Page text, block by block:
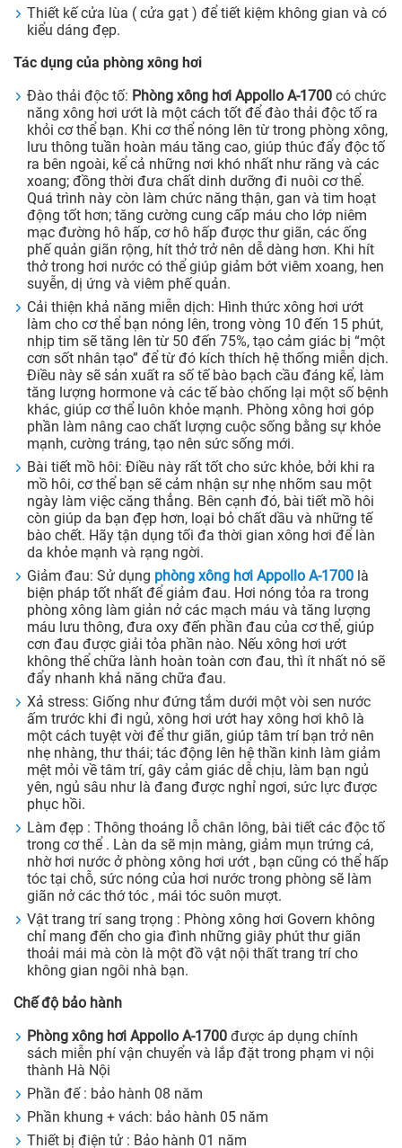
Thiết kế cửa lùa ( cửa gạt ) để tiết kiệm không gian và có
kiểu dáng đẹp.
Tác dụng của phòng xông hơi
Đào thải độc tố: Phòng xông hơi Appollo A-1700 có chức
năng xông hơi ướt là một cách tốt để đào thải độc tố ra
khỏi cơ thể bạn. Khi cơ thể nóng lên từ trong phòng xông,
lưu thông tuần hoàn máu tăng cao, giúp thúc đẩy độc tố
ra bên ngoài, kể cả những nơi khó nhất như răng và các
xoang; đồng thời đưa chất dinh dưỡng đi nuôi cơ thể.
Quá trình này còn làm chức năng thận, gan và tim hoạt
động tốt hơn; tăng cường cung cấp máu cho lớp niêm
mạc đường hô hấp, cơ hô hấp được thư giãn, các ống
phế quản giãn rộng, hít thở trở nên dễ dàng hơn. Khi hít
thở trong hơi nước có thể giúp giảm bớt viêm xoang, hen
suyễn, dị ứng và viêm phế quản.
Cải thiện khả năng miễn dịch: Hình thức xông hơi ướt
làm cho cơ thể bạn nóng lên, trong vòng 10 đến 15 phút,
nhịp tim sẽ tăng lên từ 50 đến 75%, tạo cảm giác bị “một
cơn sốt nhân tạo” để từ đó kích thích hệ thống miễn dịch.
Điều này sẽ sản xuất ra số tế bào bạch cầu đáng kể, làm
tăng lượng hormone và các tế bào chống lại một số bệnh
khác, giúp cơ thể luôn khỏe mạnh. Phòng xông hơi góp
phần làm nâng cao chất lượng cuộc sống bằng sự khỏe
mạnh, cường tráng, tạo nên sức sống mới.
Bài tiết mồ hôi: Điều này rất tốt cho sức khỏe, bởi khi ra
mồ hôi, cơ thể bạn sẽ cảm nhận sự nhẹ nhõm sau một
ngày làm việc căng thẳng. Bên cạnh đó, bài tiết mồ hôi
còn giúp da bạn đẹp hơn, loại bỏ chất dầu và những tế
bào chết. Hãy tận dụng tối đa thời gian xông hơi để làn
da khỏe mạnh và rạng ngời.
Giảm đau: Sử dụng phòng xông hơi Appollo A-1700 là
biện pháp tốt nhất để giảm đau. Hơi nóng tỏa ra trong
phòng xông làm giản nở các mạch máu và tăng lượng
máu lưu thông, đưa oxy đến phần đau của cơ thể, giúp
cơn đau được giải tỏa phần nào. Nếu xông hơi ướt
không thể chữa lành hoàn toàn cơn đau, thì ít nhất nó sẽ
đẩy nhanh khả năng chữa đau.
Xả stress: Giống như đứng tắm dưới một vòi sen nước
ấm trước khi đi ngủ, xông hơi ướt hay xông hơi khô là
một cách tuyệt vời để thư giãn, giúp tâm trí bạn trở nên
nhẹ nhàng, thư thái; tác động lên hệ thần kinh làm giảm
mệt mỏi về tâm trí, gây cảm giác dễ chịu, làm bạn ngủ
yên, ngủ sâu như là đang được nghỉ ngơi, sức lực được
phục hồi.
Làm đẹp : Thông thoáng lỗ chân lông, bài tiết các độc tố
trong cơ thể . Làn da sẽ mịn màng, giảm mụn trứng cá,
nhờ hơi nước ở phòng xông hơi ướt , bạn cũng có thể hấp
tóc tại chỗ, sức nóng của hơi nước trong phòng sẽ làm
giãn nở các thớ tóc , mái tóc suôn mượt.
Vật trang trí sang trọng : Phòng xông hơi Govern không
chỉ mang đến cho gia đình những giây phút thư giãn
thoải mái mà còn là một đồ vật nội thất trang trí cho
không gian ngôi nhà bạn.
Chế độ bảo hành
Phòng xông hơi Appollo A-1700 được áp dụng chính
sách miễn phí vận chuyển và lắp đặt trong phạm vi nội
thành Hà Nội
Phần đế : bảo hành 08 năm
Phần khung + vách: bảo hành 05 năm
Thiết bị điện tử : Bảo hành 01 năm